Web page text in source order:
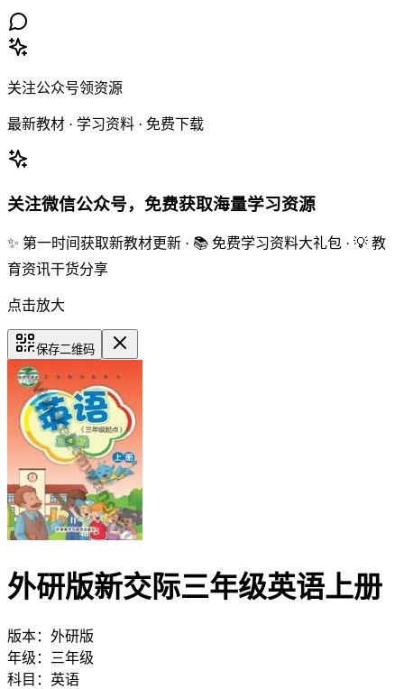
关注公众号领资源
最新教材 · 学习资料 · 免费下载
关注微信公众号，免费获取海量学习资源
✨ 第一时间获取新教材更新 · 📚 免费学习资料大礼包 · 💡 教
育资讯干货分享
点击放大
保存二维码
外研版新交际三年级英语上册
版本： 外研版
年级：
三年级
科目： 英语